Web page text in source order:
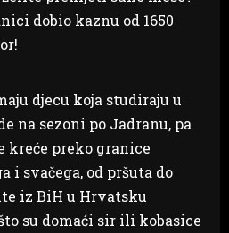
djecu koja studiraju u
na sezoni po Jadranu, pa
kreće preko granice
i svačega, od pršuta do
iz BiH u Hrvatsku
su domaći sir ili kobasice